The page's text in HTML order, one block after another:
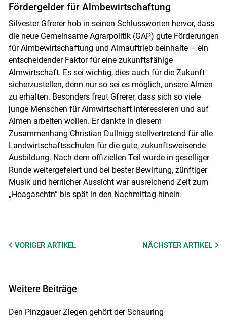
Fördergelder für Almbewirtschaftung
Silvester Gfrerer hob in seinen Schlussworten hervor, dass
die neue Gemeinsame Agrarpolitik (GAP) gute Förderungen
für Almbewirtschaftung und Almauftrieb beinhalte – ein
entscheidender Faktor für eine zukunftsfähige
Almwirtschaft. Es sei wichtig, dies auch für die Zukunft
sicherzustellen, denn nur so sei es möglich, unsere Almen
zu erhalten. Besonders freut Gfrerer, dass sich so viele
junge Menschen für Almwirtschaft interessieren und auf
Almen arbeiten wollen. Er dankte in diesem
Zusammenhang Christian Dullnigg stellvertretend für alle
Landwirtschaftsschulen für die gute, zukunftsweisende
Ausbildung. Nach dem offiziellen Teil wurde in geselliger
Runde weitergefeiert und bei bester Bewirtung, zünftiger
Musik und herrlicher Aussicht war ausreichend Zeit zum
„Hoagaschtn“ bis spät in den Nachmittag hinein.
VORIGER ARTIKEL NÄCHSTERARTIKEL
Weitere Beiträge
Den Pinzgauer Ziegen gehört der Schauring